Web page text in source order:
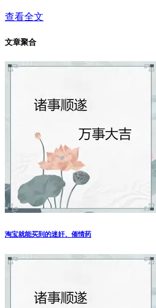
查看全文
文章聚合
淘宝就能买到的迷奸、催情药